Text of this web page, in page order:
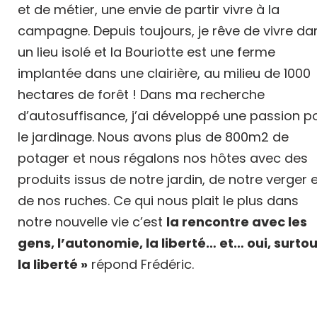
et de métier, une envie de partir vivre à la
campagne. Depuis toujours, je rêve de vivre
un lieu isolé et la Bouriotte est une ferme
implantée dans une clairière, au milieu de 1000
hectares de forêt ! Dans ma recherche
d’autosuffisance, j’ai développé une passion
le jardinage. Nous avons plus de 800m2 de
potager et nous régalons nos hôtes avec des
produits issus de notre jardin, de notre verger
de nos ruches. Ce qui nous plait le plus dans
notre nouvelle vie c’est la rencontre avec les
gens, l’autonomie, la liberté… et… oui,
la liberté » répond Frédéric.